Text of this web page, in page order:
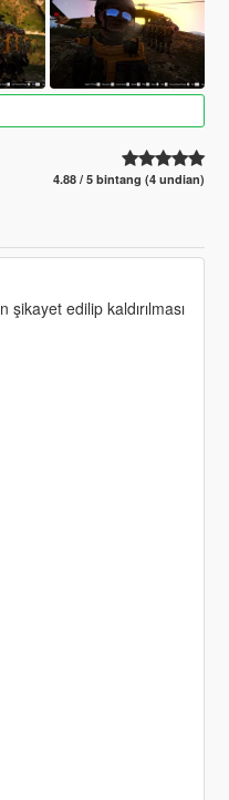
4.88 / 5 bintang (4 undian)
edilip kaldırılması